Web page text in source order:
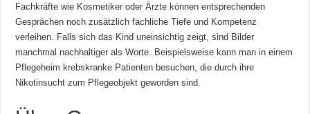
Fachkräfte wie Kosmetiker oder Ärzte können entsprechenden
Gesprächen noch zusätzlich fachliche Tiefe und Kompetenz
verleihen. Falls sich das Kind uneinsichtig zeigt, sind Bilder
manchmal nachhaltiger als Worte. Beispielsweise kann man in einem
Pflegeheim krebskranke Patienten besuchen, die durch ihre
Nikotinsucht zum Pflegeobjekt geworden sind.